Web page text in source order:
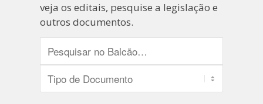
veja os editais, pesquise a legislação e
outros documentos.